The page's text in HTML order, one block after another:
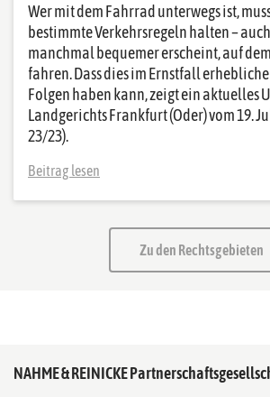
Wer mit dem Fahrrad unterwegs ist,
bestimmte Verkehrsregeln halten –
manchmal bequemer erscheint, auf
fahren. Dass dies im Ernstfall
Folgen haben kann, zeigt ein aktuelles
Landgerichts Frankfurt (Oder) vom 19.
23/23).
Beitrag lesen
Zu den Rechtsgebieten
NAHME & REINICKE